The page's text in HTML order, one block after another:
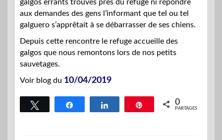
galgos errants trouvés près du refuge ni répondre
aux demandes des gens l’informant que tel ou tel
galguero s’apprêtait à se débarrasser de ses chiens.
Depuis cette rencontre le refuge accueille des
galgos que nous remontons lors de nos petits
sauvetages.
Voir blog du 10/04/2019
Tweetez Partagez Partagez Épingle 0
PARTAGES